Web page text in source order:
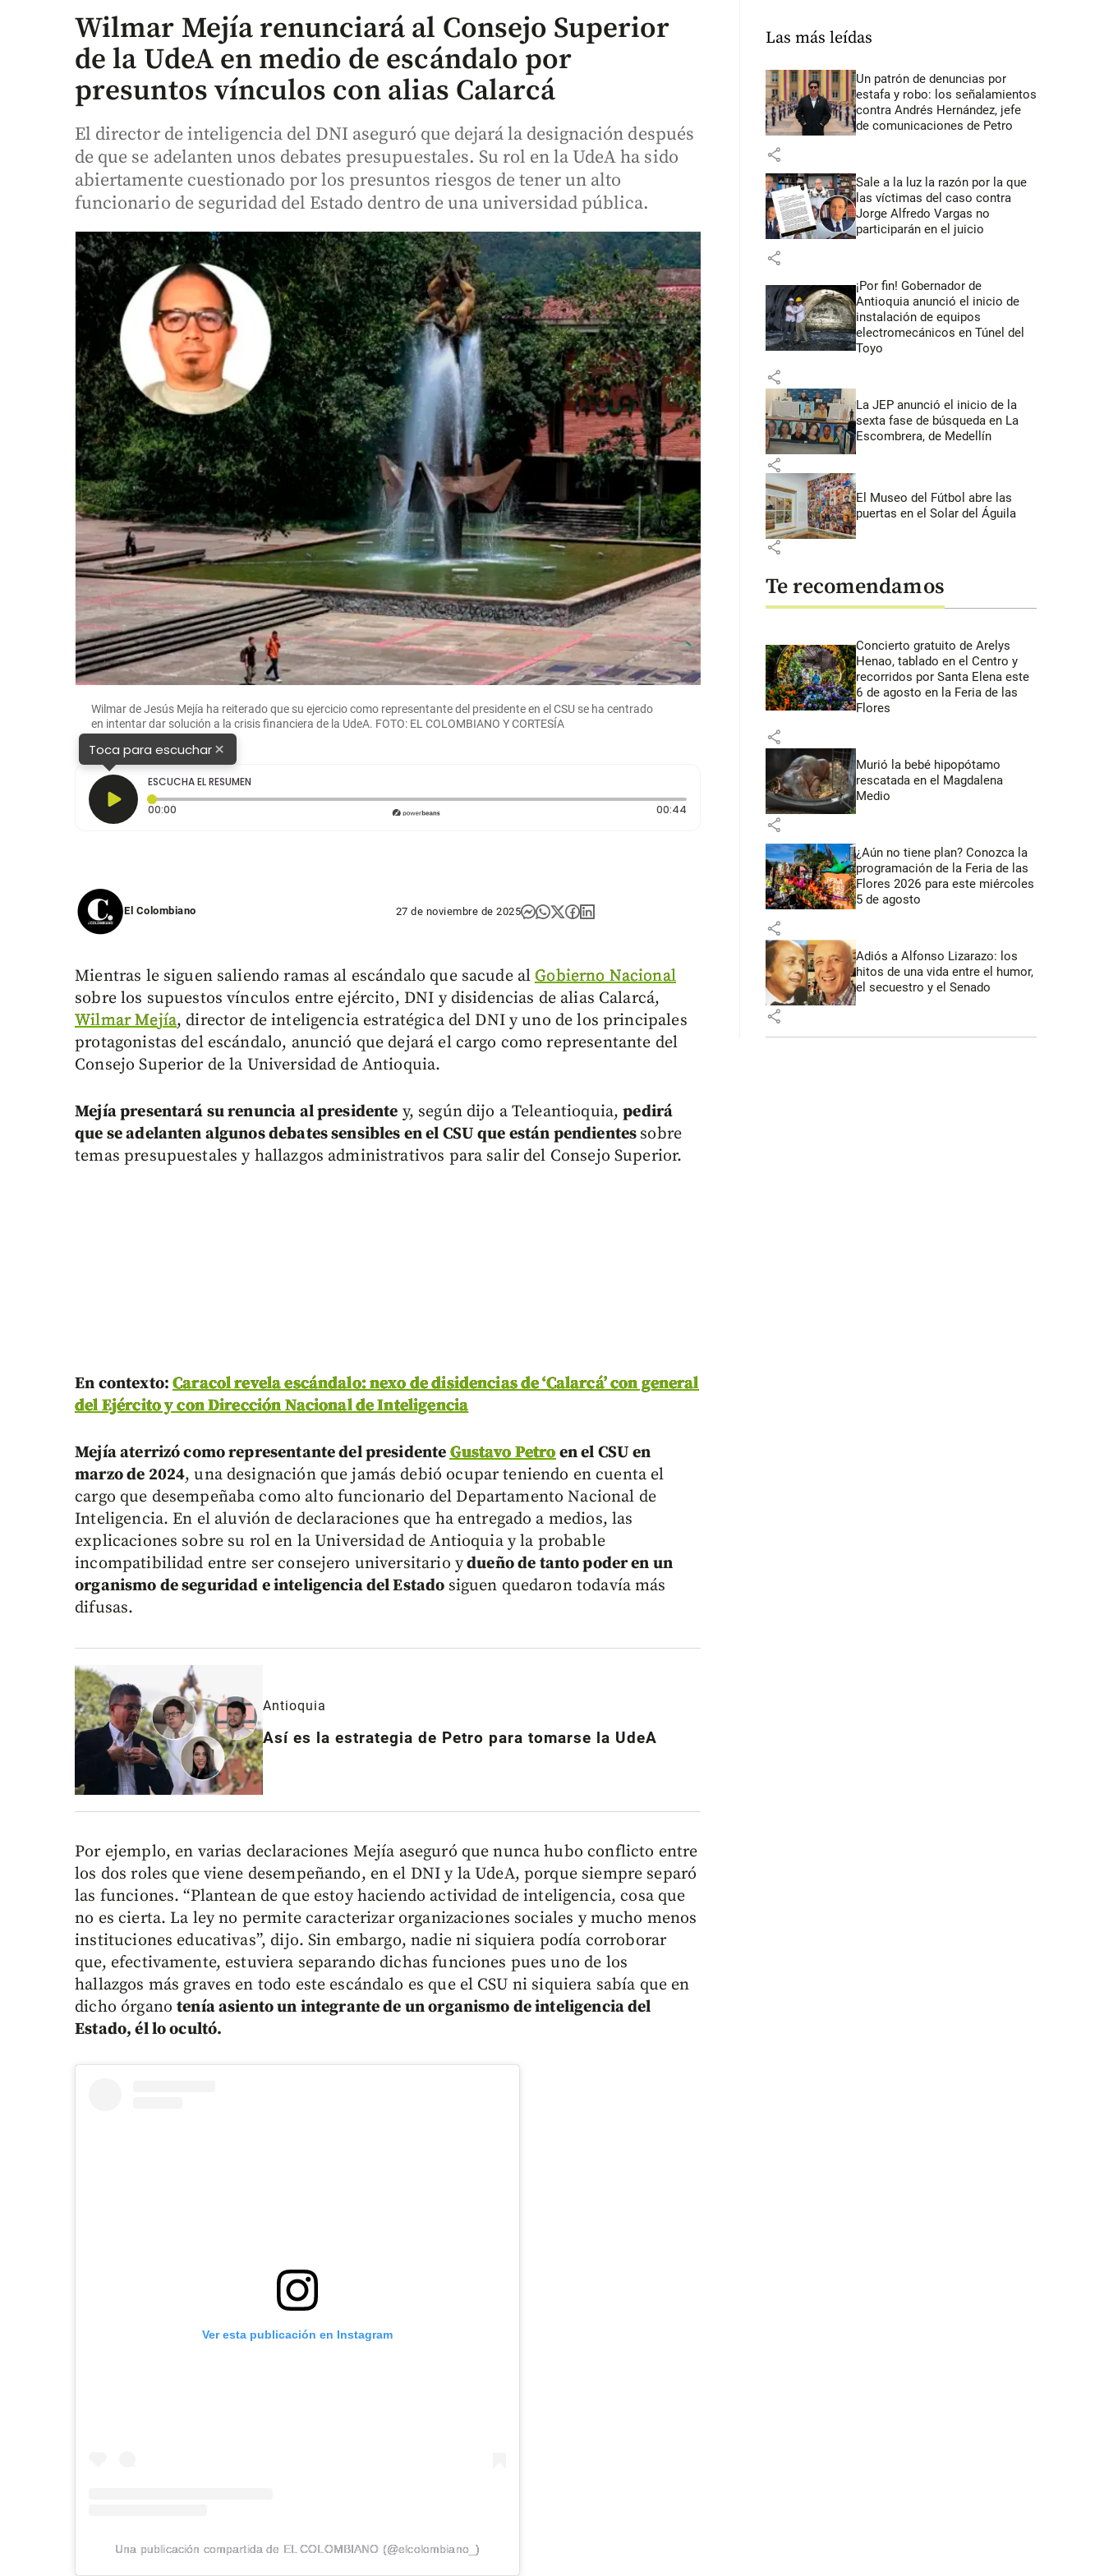
Wilmar Mejía renunciará al Consejo Superior
de la UdeA en medio de escándalo por
presuntos vínculos con alias Calarcá
El director de inteligencia del DNI aseguró que dejará la designación después
de que se adelanten unos debates presupuestales. Su rol en la UdeA ha sido
abiertamente cuestionado por los presuntos riesgos de tener un alto
funcionario de seguridad del Estado dentro de una universidad pública.
Wilmar de Jesús Mejía ha reiterado que su ejercicio como representante del presidente en el CSU se ha centrado
en intentar dar solución a la crisis financiera de la UdeA. FOTO: EL COLOMBIANO Y CORTESÍA
Toca para escuchar×
ESCUCHA EL RESUMEN
00:00
00:44Duración: 44 segundos
El Colombiano 27 de noviembre de 2025
Mientras le siguen saliendo ramas al escándalo que sacude alGobierno Nacional
sobre los supuestos vínculos entre ejército, DNI y disidencias de alias Calarcá,
Wilmar Mejía, director de inteligencia estratégica del DNI y uno de los principales
protagonistas del escándalo, anunció que dejará el cargo como representante del
Consejo Superior de la Universidad de Antioquia.
Mejía presentará su renuncia al presidente y, según dijo a Teleantioquia,pedirá
que se adelanten algunos debates sensibles en el CSU que están pendientes sobre
temas presupuestales y hallazgos administrativos para salir del Consejo Superior.
En contexto:Caracol revela escándalo: nexo de disidencias de ‘Calarcá’ con general
del Ejército y con Dirección Nacional de Inteligencia
Mejía aterrizó como representante del presidenteGustavo Petroen el CSU en
marzo de 2024, una designación que jamás debió ocupar teniendo en cuenta el
cargo que desempeñaba como alto funcionario del Departamento Nacional de
Inteligencia. En el aluvión de declaraciones que ha entregado a medios, las
explicaciones sobre su rol en la Universidad de Antioquia y la probable
incompatibilidad entre ser consejero universitario ydueño de tanto poder en un
organismo de seguridad e inteligencia del Estado siguen quedaron todavía más
difusas.
Antioquia
Así es la estrategia de Petro para tomarse la UdeA
Por ejemplo, en varias declaraciones Mejía aseguró que nunca hubo conflicto entre
los dos roles que viene desempeñando, en el DNI y la UdeA, porque siempre separó
las funciones. “Plantean de que estoy haciendo actividad de inteligencia, cosa que
no es cierta. La ley no permite caracterizar organizaciones sociales y mucho menos
instituciones educativas”, dijo. Sin embargo, nadie ni siquiera podía corroborar
que, efectivamente, estuviera separando dichas funciones pues uno de los
hallazgos más graves en todo este escándalo es que el CSU ni siquiera sabía que en
dicho órganotenía asiento un integrante de un organismo de inteligencia del
Estado, él lo ocultó.
Ver esta publicación en Instagram
Una publicación compartida de EL COLOMBIANO (@elcolombiano_)
Las más leídas
Un patrón de denuncias por
estafa y robo: los señalamientos
contra Andrés Hernández, jefe
de comunicaciones de Petro
share
Sale a la luz la razón por la que
las víctimas del caso contra
Jorge Alfredo Vargas no
participarán en el juicio
share
¡Por fin! Gobernador de
Antioquia anunció el inicio de
instalación de equipos
electromecánicos en Túnel del
Toyo
share
La JEP anunció el inicio de la
sexta fase de búsqueda en La
Escombrera, de Medellín
share
El Museo del Fútbol abre las
puertas en el Solar del Águila
share
Te recomendamos
Concierto gratuito de Arelys
Henao, tablado en el Centro y
recorridos por Santa Elena este
6 de agosto en la Feria de las
Flores
share
Murió la bebé hipopótamo
rescatada en el Magdalena
Medio
share
¿Aún no tiene plan? Conozca la
programación de la Feria de las
Flores 2026 para este miércoles
5 de agosto
share
Adiós a Alfonso Lizarazo: los
hitos de una vida entre el humor,
el secuestro y el Senado
share